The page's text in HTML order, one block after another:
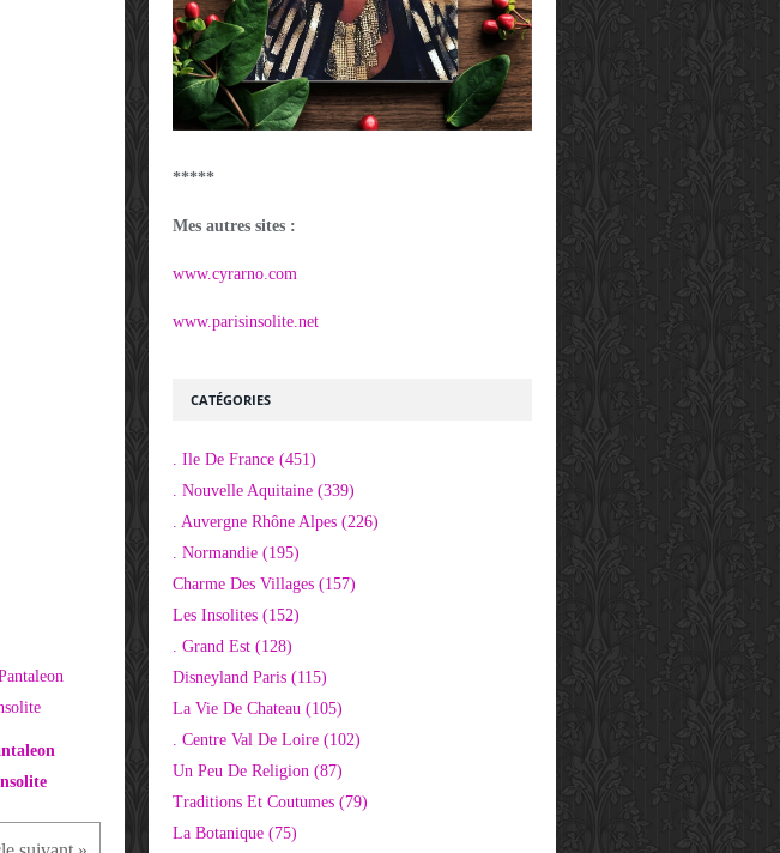
CATÉGORIES
. Ile De France (451)
. Nouvelle Aquitaine (339)
. Auvergne Rhône Alpes (226)
. Normandie (195)
Charme Des Villages (157)
Les Insolites (152)
. Grand Est (128)
Disneyland Paris (115)
La Vie De Chateau (105)
. Centre Val De Loire (102)
Un Peu De Religion (87)
Traditions Et Coutumes (79)
La Botanique (75)
*****
Mes autres sites :
www.cyrarno.com
www.parisinsolite.net